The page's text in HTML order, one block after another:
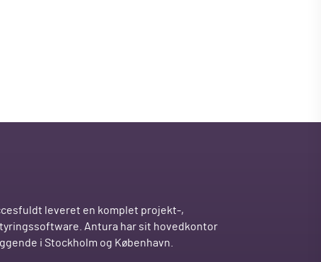
leveret en komplet projekt-,
Antura har sit hovedkontor
i Stockholm og København.